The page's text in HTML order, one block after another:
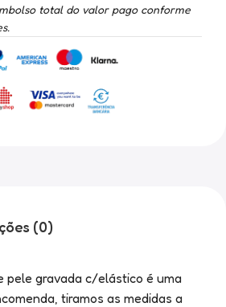
total do valor pago conforme
(0)
pele gravada c/elástico é uma
tiramos as medidas a